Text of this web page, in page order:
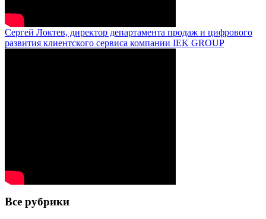
Сергей Локтев, директор департамента продаж и цифрового
развития клиентского сервиса компании IEK GROUP
Все рубрики